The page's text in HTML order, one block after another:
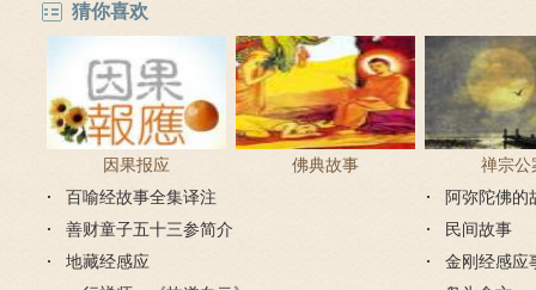
猜你喜欢
因果报应 佛典故事
禅宗公
百喻经故事全集译注
阿弥陀佛的
善财童子五十三参简介
民间故事
地藏经感应
金刚经感应